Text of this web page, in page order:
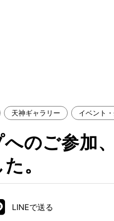
青山プレミアムギャラ
横浜ギャラリー
天神ギャラリー イベント
のご参加
。
LINEで送る